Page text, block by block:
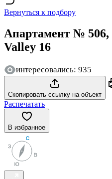
Вернуться к подбору
Апартамент № 506,
Valley 16
интересовались: 935
Скопировать ссылку на объект
Распечатать
В избранное